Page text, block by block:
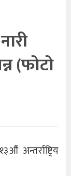
(फोटो
अन्तर्राष्ट्रिय